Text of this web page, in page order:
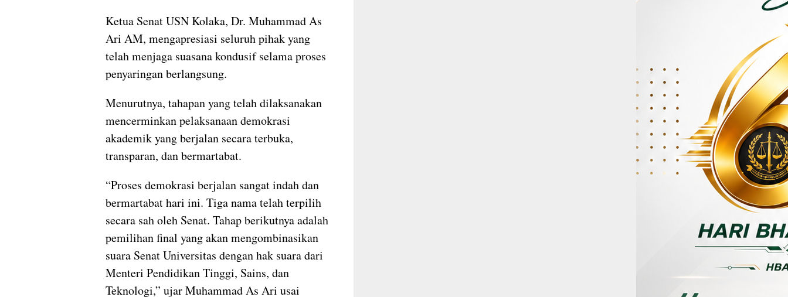
Ketua Senat USN Kolaka, Dr. Muhammad As
Ari AM, mengapresiasi seluruh pihak yang
telah menjaga suasana kondusif selama proses
penyaringan berlangsung.
Menurutnya, tahapan yang telah dilaksanakan
mencerminkan pelaksanaan demokrasi
akademik yang berjalan secara terbuka,
transparan, dan bermartabat.
“Proses demokrasi berjalan sangat indah dan
bermartabat hari ini. Tiga nama telah terpilih
secara sah oleh Senat. Tahap berikutnya adalah
pemilihan final yang akan mengombinasikan
suara Senat Universitas dengan hak suara dari
Menteri Pendidikan Tinggi, Sains, dan
Teknologi,” ujar Muhammad As Ari usai